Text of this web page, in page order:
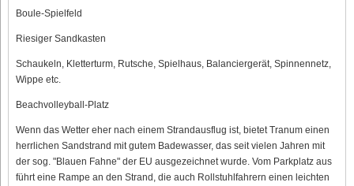
Boule-Spielfeld
Riesiger Sandkasten
Schaukeln, Kletterturm, Rutsche, Spielhaus, Balanciergerät, Spinnennetz,
Wippe etc.
Beachvolleyball-Platz
Wenn das Wetter eher nach einem Strandausflug ist, bietet Tranum einen
herrlichen Sandstrand mit gutem Badewasser, das seit vielen Jahren mit
der sog. "Blauen Fahne" der EU ausgezeichnet wurde. Vom Parkplatz aus
führt eine Rampe an den Strand, die auch Rollstuhlfahrern einen leichten